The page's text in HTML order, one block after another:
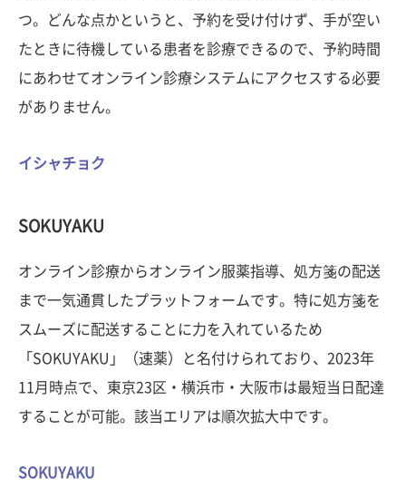
つ。どんな点かというと、予約を受け付けず、手が空い
たときに待機している患者を診療できるので、予約時間
にあわせてオンライン診療システムにアクセスする必要
がありません。
イシャチョク
SOKUYAKU
オンライン診療からオンライン服薬指導、処方箋の配送
まで一気通貫したプラットフォームです。特に処方箋を
スムーズに配送することに力を入れているため
「SOKUYAKU」（速薬）と名付けられており、2023年
11月時点で、東京23区・横浜市・大阪市は最短当日配達
することが可能。該当エリアは順次拡大中です。
SOKUYAKU